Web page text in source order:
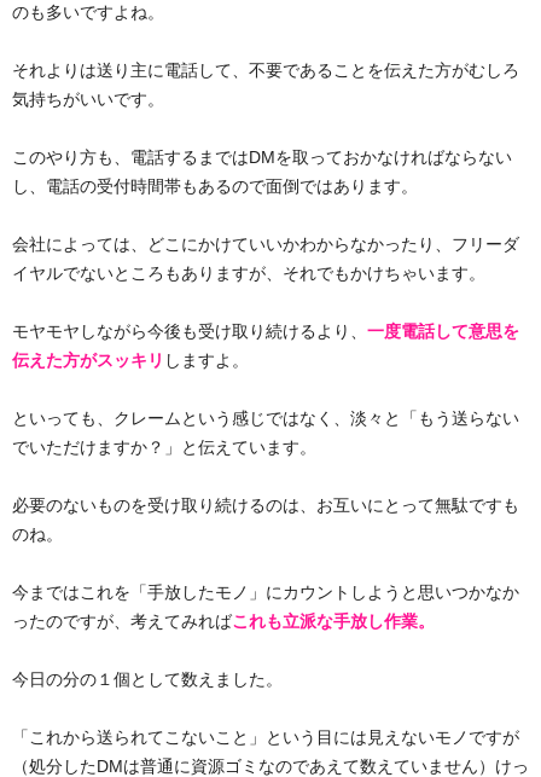
のも多いですよね。
それよりは送り主に電話して、不要であることを伝えた方がむしろ
気持ちがいいです。
このやり方も、電話するまではDMを取っておかなければならない
し、電話の受付時間帯もあるので面倒ではあります。
会社によっては、どこにかけていいかわからなかったり、フリーダ
イヤルでないところもありますが、それでもかけちゃいます。
モヤモヤしながら今後も受け取り続けるより、 一度電話して意思を
伝えた方がスッキリ しますよ。
といっても、クレームという感じではなく、淡々と「もう送らない
でいただけますか？」と伝えています。
必要のないものを受け取り続けるのは、お互いにとって無駄ですも
のね。
今まではこれを「手放したモノ」にカウントしようと思いつかなか
ったのですが、考えてみればこれも立派な手放し作業。
今日の分の１個として数えました。
「これから送られてこないこと」という目には見えないモノですが
（処分したDMは普通に資源ゴミなのであえて数えていません）けっ